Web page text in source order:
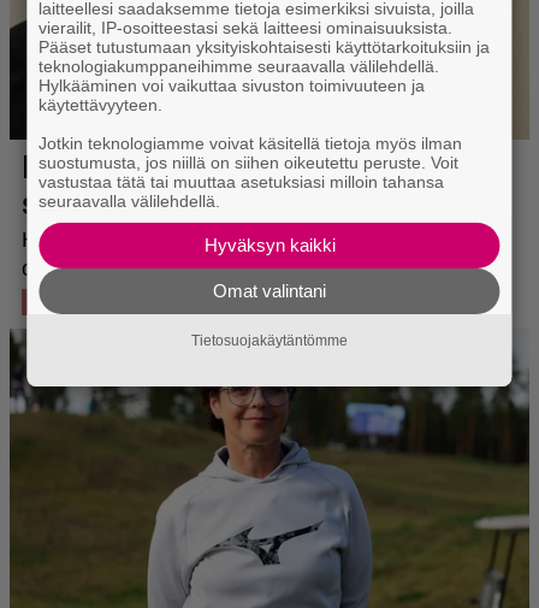
laitteellesi saadaksemme tietoja esimerkiksi sivuista, joilla
vierailit, IP-osoitteestasi sekä laitteesi ominaisuuksista.
Pääset tutustumaan yksityiskohtaisesti käyttötarkoituksiin ja
teknologiakumppaneihimme seuraavalla välilehdellä.
Hylkääminen voi vaikuttaa sivuston toimivuuteen ja
käytettävyyteen.
Jotkin teknologiamme voivat käsitellä tietoja myös ilman
suostumusta, jos niillä on siihen oikeutettu peruste. Voit
vastustaa tätä tai muuttaa asetuksiasi milloin tahansa
seuraavalla välilehdellä.
Hyväksyn kaikki
Omat valintani
Tietosuojakäytäntömme